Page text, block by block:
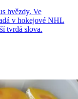
hvězdy. Ve
v hokejové NHL
tvrdá slova.